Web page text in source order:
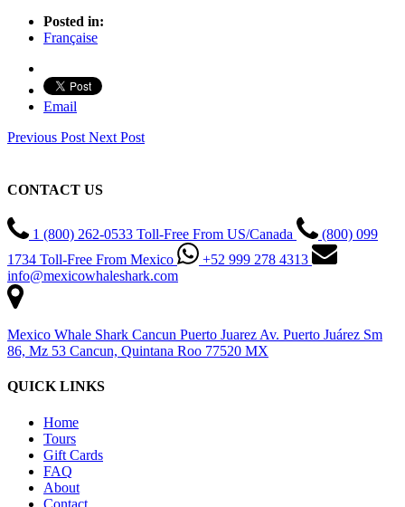
Posted in:
Française
Email
Previous PostNext Post
CONTACT US
1 (800) 262-0533 Toll-Free From US/Canada
(800) 099
1734 Toll-Free From Mexico
+52 999 278 4313
info@mexicowhaleshark.com
Mexico Whale Shark Cancun Puerto Juarez Av. Puerto Juárez Sm
86, Mz 53 Cancun, Quintana Roo 77520 MX
QUICK LINKS
Home
Tours
Gift Cards
FAQ
About
Contact